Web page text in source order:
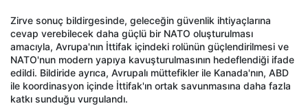
Zirve sonuç bildirgesinde, geleceğin güvenlik ihtiyaçlarına
cevap verebilecek daha güçlü bir NATO oluşturulması
amacıyla, Avrupa'nın İttifak içindeki rolünün güçlendirilmesi ve
NATO'nun modern yapıya kavuşturulmasının hedeflendiği ifade
edildi. Bildiride ayrıca, Avrupalı müttefikler ile Kanada'nın, ABD
ile koordinasyon içinde İttifak'ın ortak savunmasına daha fazla
katkı sunduğu vurgulandı.